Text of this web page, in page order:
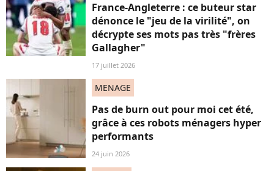
France-Angleterre : ce buteur star
dénonce le "jeu de la virilité", on
décrypte ses mots pas très "frères
Gallagher"
17 juillet 2026
MENAGE
Pas de burn out pour moi cet été,
grâce à ces robots ménagers hyper
performants
24 juin 2026